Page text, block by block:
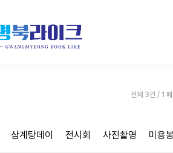
전체 3건 / 1
삼계탕데이 전시회 사진촬영 미용